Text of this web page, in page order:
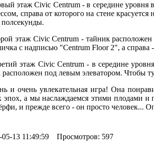
этаж Civic Centrum - в середине
справа от которого на стене
полсекунды.
этаж Civic Centrum - тайник
с надписью "Centrum Floor 2", а
этаж Civic Centrum - в середине
под левым элеватором. Чтобы
и очень увлекательная игра! Она
эпох, а мы наслаждаемся этими плодами и
и прежде всего - он просто человек...
05-13 11:49:59 Просмотров: 597